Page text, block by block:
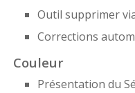
Outil supprimer
Corrections
Couleur
Présentation du